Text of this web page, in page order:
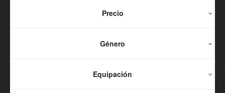
Precio
Género
Equipación